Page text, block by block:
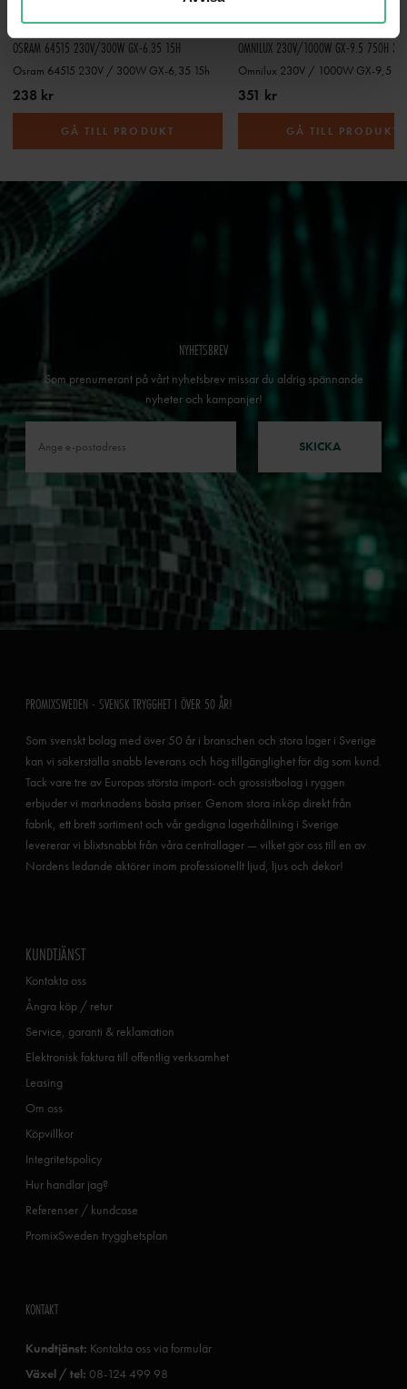
OSRAM 64515 230V/300W GX-6.35 15H
Osram 64515 230V / 300W GX-6,35 15h
238 kr
GÅ TILL PRODUKT
OMNILUX 230V/1000W GX-9.5 750H
351 kr
GÅ TILL PRODUKT
NYHETSBREV
Som prenumerant på vårt nyhetsbrev missar du aldrig spännande
nyheter och kampanjer!
SKICKA
PROMIXSWEDEN - SVENSK TRYGGHET I ÖVER 50 ÅR!
Som svenskt bolag med över 50 år i branschen och stora lager i Sverige
kan vi säkerställa snabb leverans och hög tillgänglighet för dig som kund.
Tack vare tre av Europas största import- och grossistbolag i ryggen
erbjuder vi marknadens bästa priser. Genom stora inköp direkt från
fabrik, ett brett sortiment och vår gedigna lagerhållning i Sverige
levererar vi blixtsnabbt från våra centrallager — vilket gör oss till en av
Nordens ledande aktörer inom professionellt ljud, ljus och dekor!
KUNDTJÄNST
Kontakta oss
Ångra köp / retur
Service, garanti & reklamation
Elektronisk faktura till offentlig verksamhet
Leasing
Om oss
Köpvillkor
Integritetspolicy
Hur handlar jag?
Referenser / kundcase
PromixSweden trygghetsplan
KONTAKT
Kundtjänst: Kontakta oss via formulär
Växel / tel: 08-124 499 98